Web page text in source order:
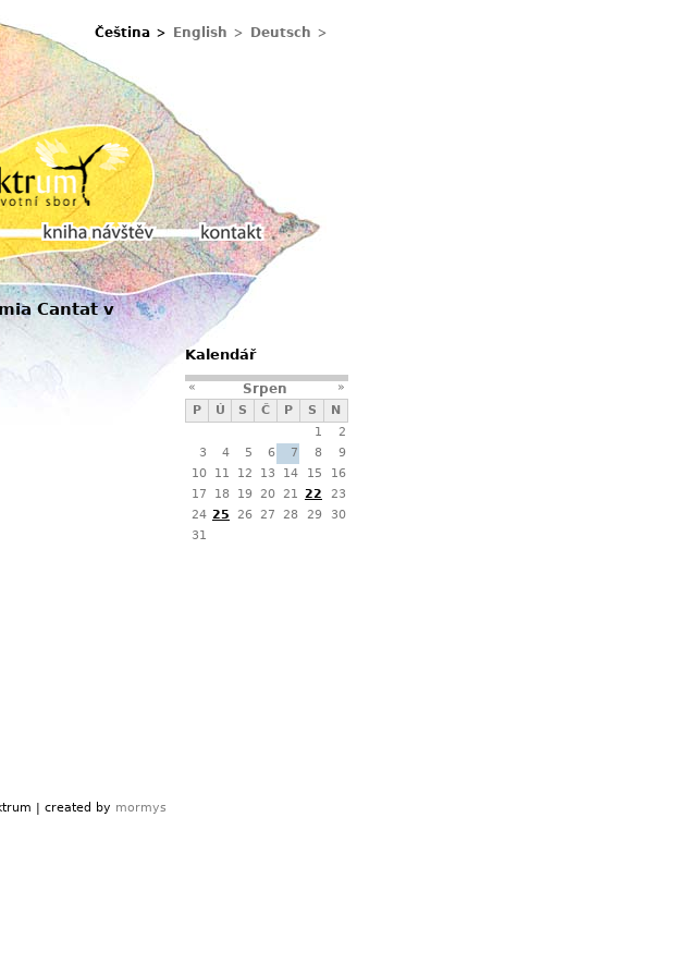
Čeština English Deutsch
Cantat v
Kniha návštěv Kontakty
Kalendář
« Srpen
»
P
Ú S Č P S
N
1
2
3
4 5 6 7 8
9
10
11 12 13 14 15
16
17
18 19 20 21 22
23
24 25 26 27 28 29
30
31
| created by mormys